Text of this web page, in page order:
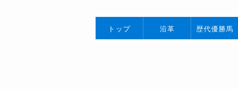
トップ 沿革 歴代優勝馬